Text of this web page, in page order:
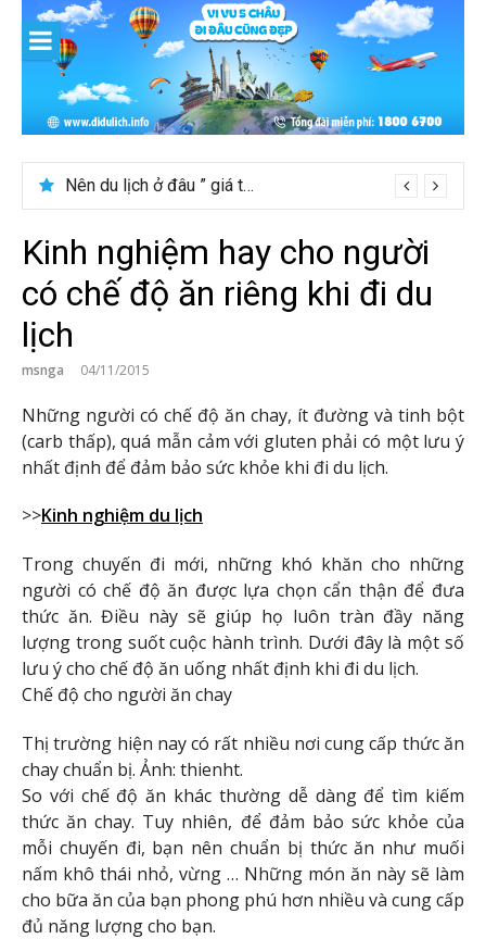
content
Nên du lịch ở đâu ” giá tốt” dịp lễ quốc khánh 2/9
Kinh nghiệm hay cho người
có chế độ ăn riêng khi đi du
lịch
msnga 04/11/2015
Những người có chế độ ăn chay, ít đường và tinh bột
(carb thấp), quá mẫn cảm với gluten phải có một lưu ý
nhất định để đảm bảo sức khỏe khi đi du lịch.
>>Kinh nghiệm du lịch
Trong chuyến đi mới, những khó khăn cho những
người có chế độ ăn được lựa chọn cẩn thận để đưa
thức ăn. Điều này sẽ giúp họ luôn tràn đầy năng
lượng trong suốt cuộc hành trình. Dưới đây là một số
lưu ý cho chế độ ăn uống nhất định khi đi du lịch.
Chế độ cho người ăn chay
Thị trường hiện nay có rất nhiều nơi cung cấp thức ăn
chay chuẩn bị. Ảnh: thienht.
So với chế độ ăn khác thường dễ dàng để tìm kiếm
thức ăn chay. Tuy nhiên, để đảm bảo sức khỏe của
mỗi chuyến đi, bạn nên chuẩn bị thức ăn như muối
nấm khô thái nhỏ, vừng … Những món ăn này sẽ làm
cho bữa ăn của bạn phong phú hơn nhiều và cung cấp
đủ năng lượng cho bạn.